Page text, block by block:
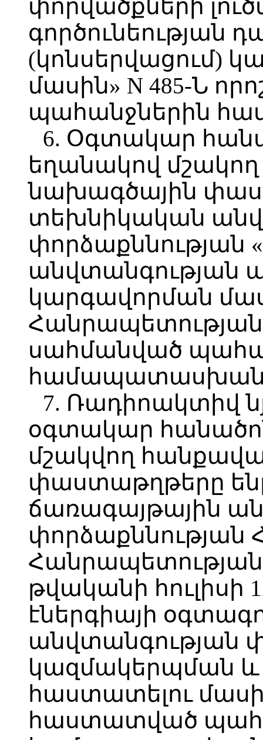
փորվածքների
գործունեության
(կոնսերվացում)
մասին» N 485-Ն
պահանջներին
6. Օգտակար
եղանակով
նախագծային
տեխնիկական
փորձաքննության
կարգավորման
Հանրապետության
սահմանված
7. Ռադիոակտիվ
օգտակար
մշակվող
փաստաթղթերը
ճառագայթային
Հանրապետության
թվականի հուլիսի
էներգիայի
անվտանգության
կազմակերպման
հաստատելու
հաստատված